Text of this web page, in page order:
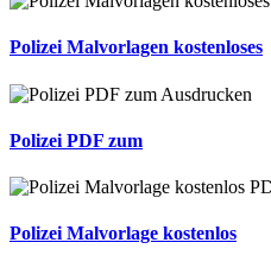
Polizei Malvorlagen kostenloses
Polizei PDF zum
Polizei Malvorlage kostenlos